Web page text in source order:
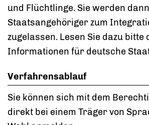
und Flüchtlinge. Sie werden
Staatsangehöriger zum
zugelassen. Lesen Sie dazu bitte
Informationen für deutsche
Verfahrensablauf
Sie können sich mit dem
direkt bei einem Träger von